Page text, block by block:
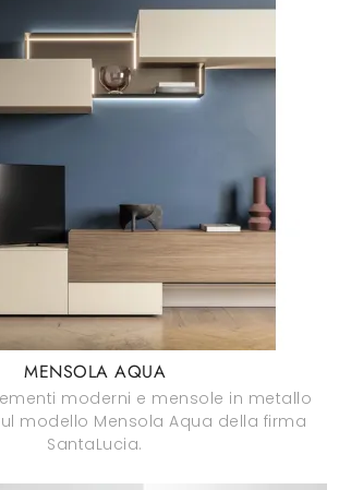
MENSOLA AQUA
moderni e mensole in metallo
modello Mensola Aqua della firma
SantaLucia.